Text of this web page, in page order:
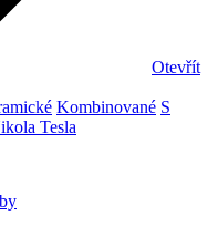
Otevřít
Kombinované S
Tesla